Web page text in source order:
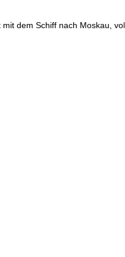
dem Schiff nach Moskau,